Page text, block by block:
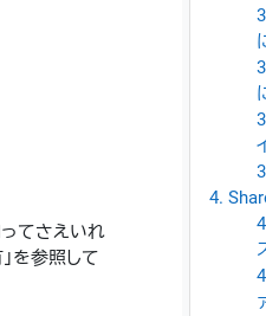
4.
ってさえいれ
を参照して